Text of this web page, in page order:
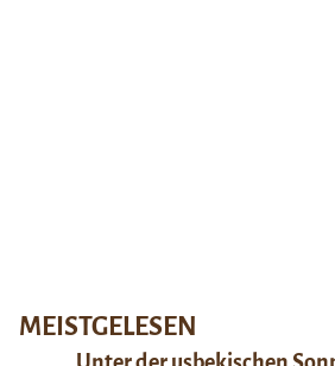
MEISTGELESEN